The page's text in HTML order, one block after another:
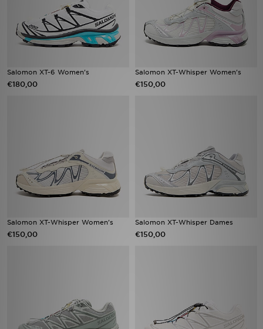
Salomon XT-6 Women's
€180,00
Salomon XT-Whisper Women's
€150,00
Salomon XT-Whisper Women's
€150,00
Salomon XT-Whisper Dames
€150,00